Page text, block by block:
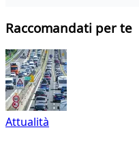
Raccomandati per te
Attualità